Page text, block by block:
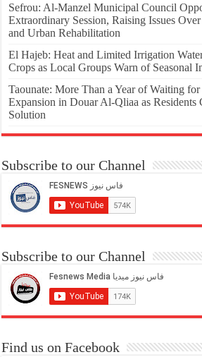
Sefrou: Al-Manzel Municipal Council
Extraordinary Session, Raising Issues
and Urban Rehabilitation
El Hajeb: Heat and Limited Irrigation
Crops as Local Groups Warn of Seasonal
Taounate: More Than a Year of Waiting
Expansion in Douar Al-Qliaa as Residents
Solution
Subscribe to our Channel
Subscribe to our Channel
Find us on Facebook